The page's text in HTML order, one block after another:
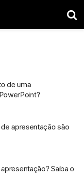
de uma
apresentação são
Saiba o